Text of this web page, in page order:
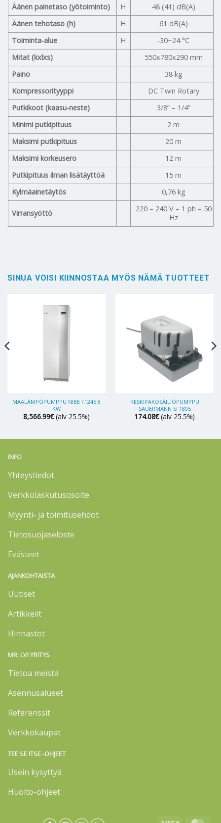
Äänen painetaso (yötoiminto)
H
48 (41) dB(A)
Äänen tehotaso (h)
H
61 dB(A)
Toiminta-alue
H
-30~24 °C
Mitat (kxlxs)
550x780x290 mm
Paino
38 kg
Kompressorityyppi
DC Twin Rotary
Putkikoot (kaasu-neste)
3/8” – 1/4”
Minimi putkipituus
2 m
Maksimi putkipituus
20 m
Maksimi korkeusero
12 m
Putkipituus ilman lisätäyttöä
15 m
Kylmäainetäytös
0,76 kg
Virransyöttö
220 – 240 V – 1 ph – 50
Hz
SINUA VOISI KIINNOSTAA MYÖS NÄMÄ TUOTTEET
MAALÄMPÖPUMPPU NIBE F1245 8
KW
8,566.99€ (alv 25.5%)
KESKIPAKOSÄILIÖPUMPPU
SAUERMANN SI 1805
174.08€ (alv 25.5%)
INFO
Yhteystiedot
Verkkolaskutusosoite
Myynti- ja toimitusehdot
Tietosuojaseloste
Evästeet
AJANKOHTAISTA
Uutiset
Artikkelit
Hinnastot
MR. LVI YRITYS
Tietoa meistä
Asennusalueet
Referenssit
Verkkokaupat
TEE SE ITSE -OHJEET
Usein kysyttyä
Huolto-ohjeet